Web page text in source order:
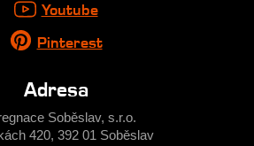
Youtube
Pinterest
Adresa
Soběslav, s.r.o.
420, 392 01 Soběslav